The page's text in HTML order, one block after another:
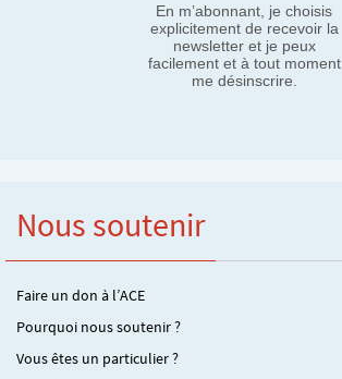
En m’abonnant, je choisis
explicitement de recevoir la
newsletter et je peux
facilement et à tout moment
me désinscrire.
Nous soutenir
Faire un don à l’ACE
Pourquoi nous soutenir ?
Vous êtes un particulier ?